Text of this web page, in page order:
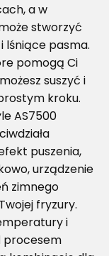
a w
stworzyć
lśniące pasma.
pomogą Ci
suszyć i
kroku.
AS7500
puszenia,
urządzenie
zimnego
fryzury.
i
procesem